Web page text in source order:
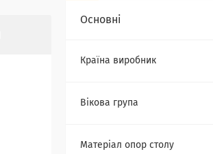
Основні
Країна виробник
Вікова група
Матеріал опор столу